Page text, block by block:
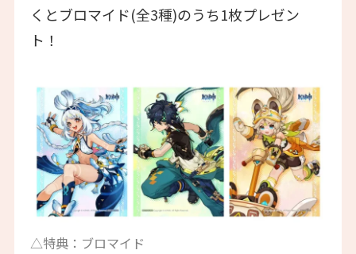
くとブロマイド(全3種)のうち1枚プレゼン
ト！
△特典：ブロマイド